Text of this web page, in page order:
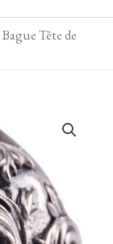
Bague Tête de